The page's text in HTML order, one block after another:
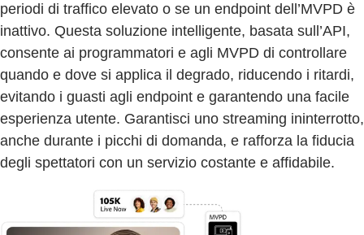
periodi di traffico elevato o se un endpoint dell’MVPD è
inattivo. Questa soluzione intelligente, basata sull’API,
consente ai programmatori e agli MVPD di controllare
quando e dove si applica il degrado, riducendo i ritardi,
evitando i guasti agli endpoint e garantendo una facile
esperienza utente. Garantisci uno streaming ininterrotto,
anche durante i picchi di domanda, e rafforza la fiducia
degli spettatori con un servizio costante e affidabile.